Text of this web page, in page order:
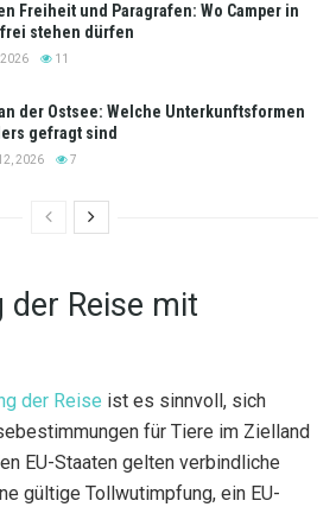
Freiheit und Paragrafen: Wo Camper in
frei stehen dürfen
11
der Ostsee: Welche Unterkunftsformen
gefragt sind
2026 7
der Reise mit
der Reise ist es sinnvoll, sich
für Tiere im Zielland
EU-Staaten gelten verbindliche
gültige Tollwutimpfung, ein EU-